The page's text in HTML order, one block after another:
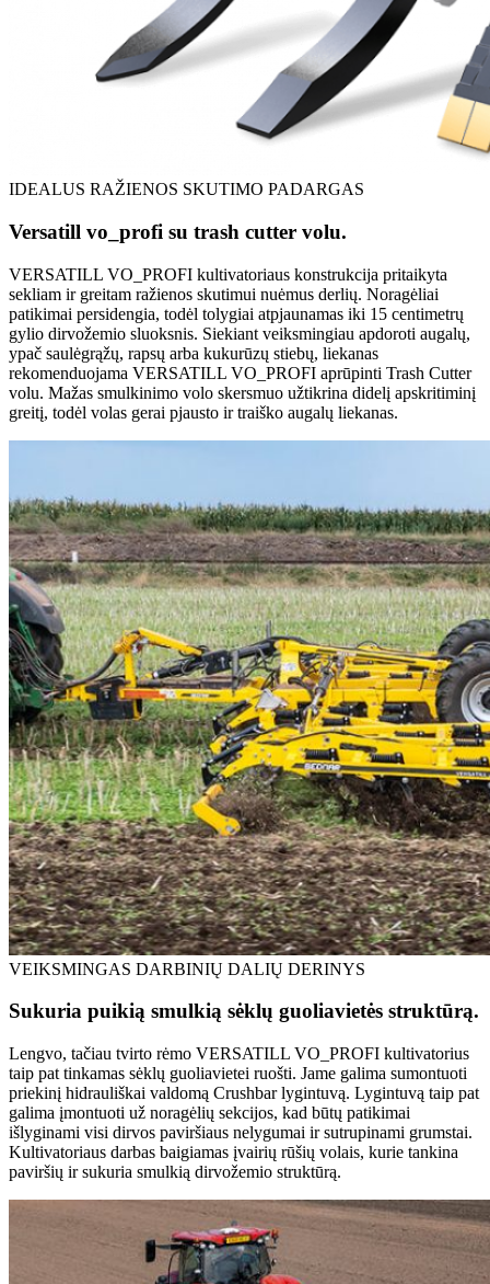
IDEALUS RAŽIENOS SKUTIMO PADARGAS
Versatill vo_profi su trash cutter volu.
VERSATILL VO_PROFI kultivatoriaus konstrukcija pritaikyta
sekliam ir greitam ražienos skutimui nuėmus derlių. Noragėliai
patikimai persidengia, todėl tolygiai atpjaunamas iki 15 centimetrų
gylio dirvožemio sluoksnis. Siekiant veiksmingiau apdoroti augalų,
ypač saulėgrąžų, rapsų arba kukurūzų stiebų, liekanas
rekomenduojama VERSATILL VO_PROFI aprūpinti Trash Cutter
volu. Mažas smulkinimo volo skersmuo užtikrina didelį apskritiminį
greitį, todėl volas gerai pjausto ir traiško augalų liekanas.
VEIKSMINGAS DARBINIŲ DALIŲ DERINYS
Sukuria puikią smulkią sėklų guoliavietės struktūrą.
Lengvo, tačiau tvirto rėmo VERSATILL VO_PROFI kultivatorius
taip pat tinkamas sėklų guoliavietei ruošti. Jame galima sumontuoti
priekinį hidrauliškai valdomą Crushbar lygintuvą. Lygintuvą taip pat
galima įmontuoti už noragėlių sekcijos, kad būtų patikimai
išlyginami visi dirvos paviršiaus nelygumai ir sutrupinami grumstai.
Kultivatoriaus darbas baigiamas įvairių rūšių volais, kurie tankina
paviršių ir sukuria smulkią dirvožemio struktūrą.